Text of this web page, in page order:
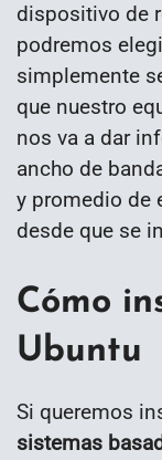
dispositivo de
podremos
simplemente
que nuestro
nos va a dar
ancho de
y promedio de
desde que se
Cómo
Ubuntu
Si queremos
sistemas